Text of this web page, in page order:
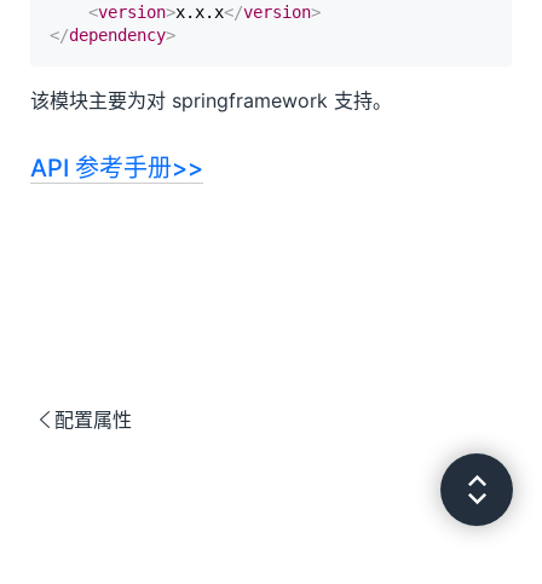
Buession Prototype
Buession Shirojs
<version>x.x.x</version>
</dependency>
该模块主要为对 springframework 支持。
API 参考手册>>
 配置属性